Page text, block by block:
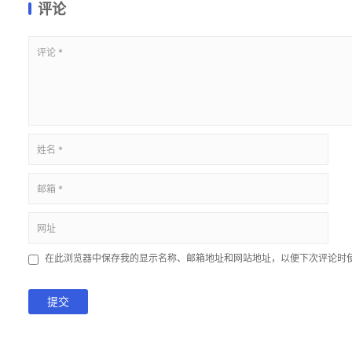
评论
在此浏览器中保存我的显示名称、邮箱地址和网站地址，以便下次评论时
提交